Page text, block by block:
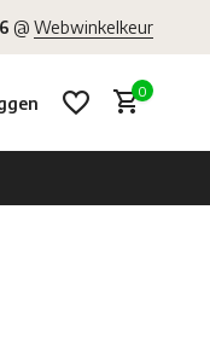
@ Webwinkelkeur
0